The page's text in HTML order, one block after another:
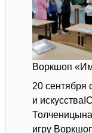
Воркшоп
20 сентября
и
игру